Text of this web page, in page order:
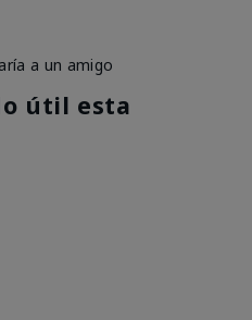
a un amigo
útil esta